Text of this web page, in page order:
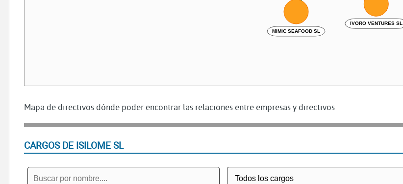
IVORO VENTURES SL
MIMIC SEAFOOD SL
Mapa de directivos dónde poder encontrar las relaciones entre empresas y directivos
CARGOS DE ISILOME SL